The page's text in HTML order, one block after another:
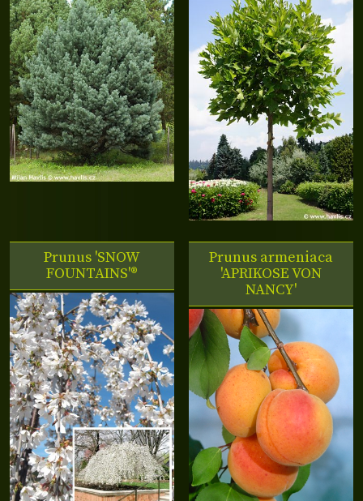
Prunus 'SNOW
FOUNTAINS'®
Prunus armeniaca
'APRIKOSE VON
NANCY'